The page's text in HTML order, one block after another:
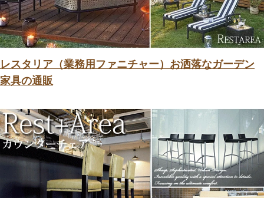
レスタリア（業務用ファニチャー）お洒落なガーデン
家具の通販